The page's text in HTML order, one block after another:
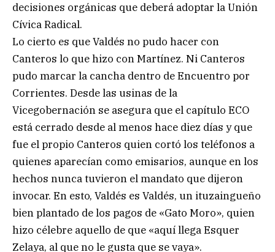
decisiones orgánicas que deberá adoptar la Unión
Cívica Radical.
Lo cierto es que Valdés no pudo hacer con
Canteros lo que hizo con Martínez. Ni Canteros
pudo marcar la cancha dentro de Encuentro por
Corrientes. Desde las usinas de la
Vicegobernación se asegura que el capítulo ECO
está cerrado desde al menos hace diez días y que
fue el propio Canteros quien cortó los teléfonos a
quienes aparecían como emisarios, aunque en los
hechos nunca tuvieron el mandato que dijeron
invocar. En esto, Valdés es Valdés, un ituzaingueño
bien plantado de los pagos de «Gato Moro», quien
hizo célebre aquello de que «aquí llega Esquer
Zelaya, al que no le gusta que se vaya».